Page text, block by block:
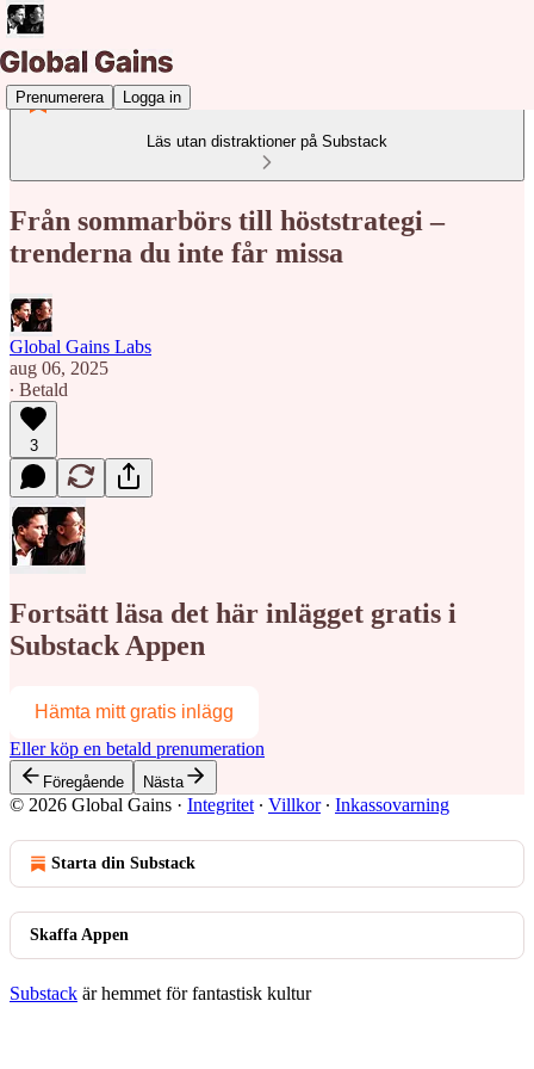
Prenumerera Logga in
Läs utan distraktioner på Substack
Från sommarbörs till höststrategi –
trenderna du inte får missa
Global Gains Labs
aug 06, 2025
∙ Betald
3
Fortsätt läsa det här inlägget gratis i
Substack Appen
Hämta mitt gratis inlägg
Eller köp en betald prenumeration
Föregående Nästa
© 2026 Global Gains · Integritet ∙ Villkor∙ Inkassovarning
Starta din Substack
Skaffa Appen
Substack är hemmet för fantastisk kultur